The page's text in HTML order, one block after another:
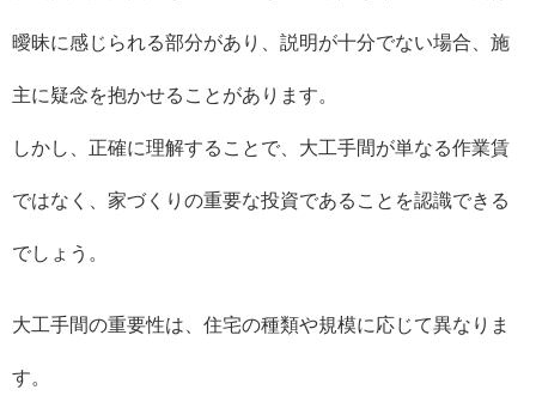
曖昧に感じられる部分があり、説明が十分でない場合、施
主に疑念を抱かせることがあります。
しかし、正確に理解することで、大工手間が単なる作業賃
ではなく、家づくりの重要な投資であることを認識できる
でしょう。
大工手間の重要性は、住宅の種類や規模に応じて異なりま
す。